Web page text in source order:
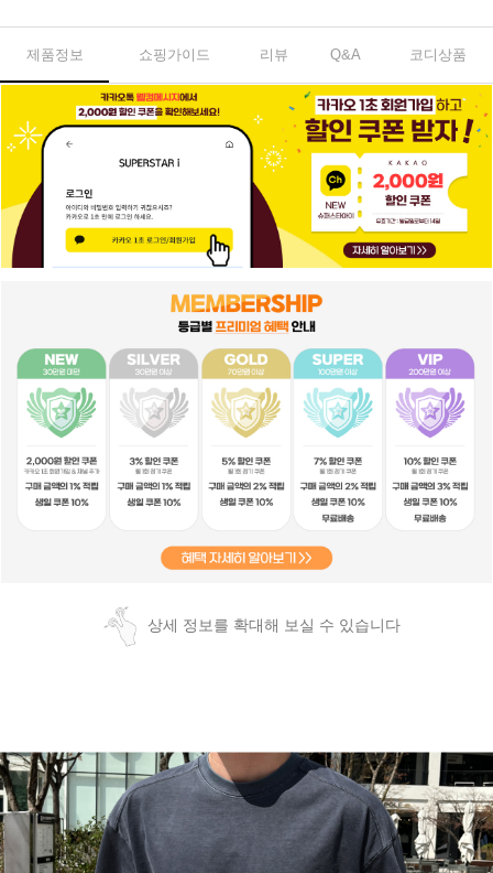
제품정보 쇼핑가이드 리뷰 Q&A 코디상품
상세 정보를 확대해 보실 수 있습니다